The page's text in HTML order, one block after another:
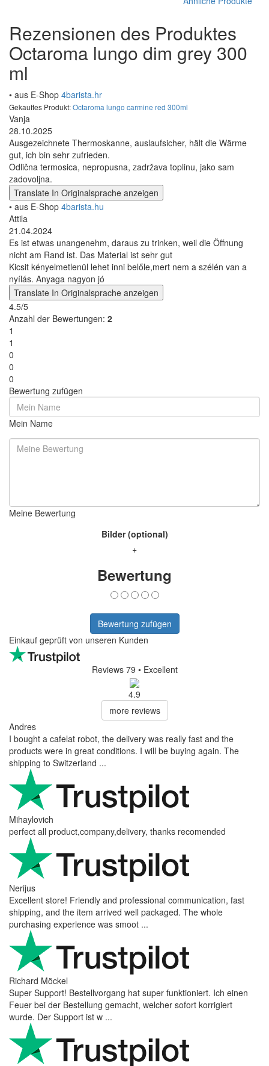
Rezensionen des Produktes
Octaroma lungo dim grey 300
ml
• aus E-Shop 4barista.hr
Gekauftes Produkt:Octaroma lungo carmine red 300ml
Vanja
28.10.2025
Ausgezeichnete Thermoskanne, auslaufsicher, hält die Wärme
gut, ich bin sehr zufrieden.
Odlična termosica, nepropusna, zadržava toplinu, jako sam
zadovoljna.
Translate In Originalsprache anzeigen
• aus E-Shop 4barista.hu
Attila
21.04.2024
Es ist etwas unangenehm, daraus zu trinken, weil die Öffnung
nicht am Rand ist. Das Material ist sehr gut
Kicsit kényelmetlenül lehet inni belőle,mert nem a szélén van a
nyílás. Anyaga nagyon jó
Translate In Originalsprache anzeigen
4.5/5
Anzahl der Bewertungen: 2
1
1
0
0
0
Bewertung zufügen
Mein Name
Meine Bewertung
Bilder (optional)
+
Bewertung
Bewertung zufügen
Einkauf geprüft von unseren Kunden
Reviews 79 • Excellent
4.9
more reviews
Andres
I bought a cafelat robot, the delivery was really fast and the
products were in great conditions. I will be buying again. The
shipping to Switzerland ...
Mihaylovich
perfect all product,company,delivery, thanks recomended
Nerijus
Excellent store! Friendly and professional communication, fast
shipping, and the item arrived well packaged. The whole
purchasing experience was smoot ...
Richard Möckel
Super Support! Bestellvorgang hat super funktioniert. Ich einen
Feuer bei der Bestellung gemacht, welcher sofort korrigiert
wurde. Der Support ist w ...